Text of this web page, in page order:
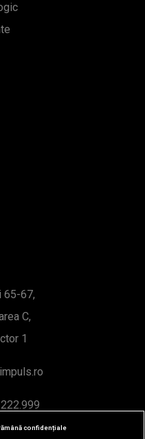
65-67,
C,
1
222.999
confidențiale